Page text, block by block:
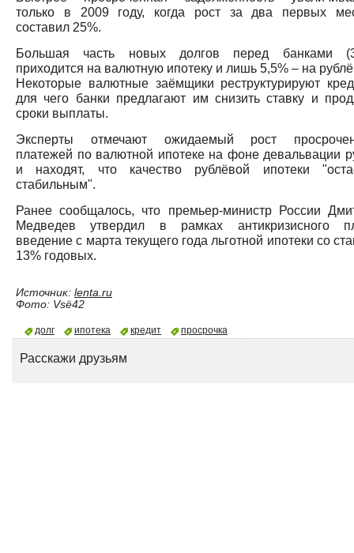
только в 2009 году, когда рост за два первых
составил 25%.
Большая часть новых долгов перед банками
приходится на валютную ипотеку и лишь 5,5% – на
Некоторые валютные заёмщики реструктурируют
для чего банки предлагают им снизить ставку и
сроки выплаты.
Эксперты отмечают ожидаемый рост
платежей по валютной ипотеке на фоне девальвации
и находят, что качество рублёвой ипотеки
стабильным".
Ранее сообщалось, что премьер-министр России
Медведев утвердил в рамках антикризисного
введение с марта текущего года льготной ипотеки со
13% годовых.
Источник: lenta.ru
Фото: Vsё42
долг ипотека кредит просрочка
Расскажи друзьям